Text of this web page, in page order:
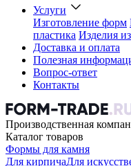
Услуги
Изготовление форм
пластика Изделия
Доставка и оплата
Полезная
Вопрос-ответ
Контакты
Производственная
Каталог товаров
Формы для камня
Для кирпичаДля